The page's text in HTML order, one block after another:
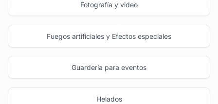
Fotografía y video
Fuegos artificiales y Efectos especiales
Guardería para eventos
Helados